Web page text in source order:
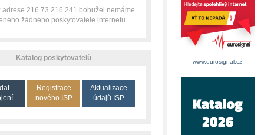
adrese 216.73.216.241 bohužel nemáme
žádného poskytovatele internetu.
Katalog poskytovatelů
Registrace
nového ISP
Aktualizace
údajů ISP
www.eurosignal.cz